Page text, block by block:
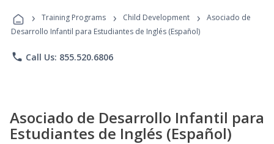
Programs
› Training Programs › Child Development ›
Asociado de
Desarrollo Infantil para Estudiantes de Inglés (Español)
phone Call Us: 855.520.6806
Asociado de Desarrollo Infantil para
Estudiantes de Inglés (Español)